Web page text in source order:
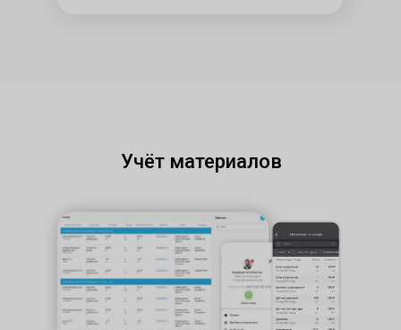
Учёт материалов​